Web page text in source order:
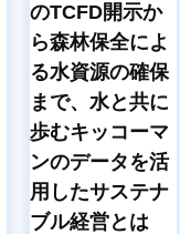
のTCFD開示か
ら森林保全によ
る水資源の確保
まで、水と共に
歩むキッコーマ
ンのデータを活
用したサステナ
ブル経営とは